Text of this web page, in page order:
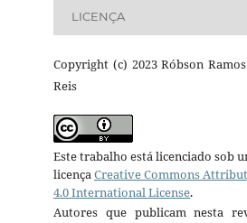
LICENÇA
Copyright (c) 2023 Róbson
Reis
Este trabalho está licenciado sob
licençaCreative Commons
4.0 International License.
Autores que publicam nesta